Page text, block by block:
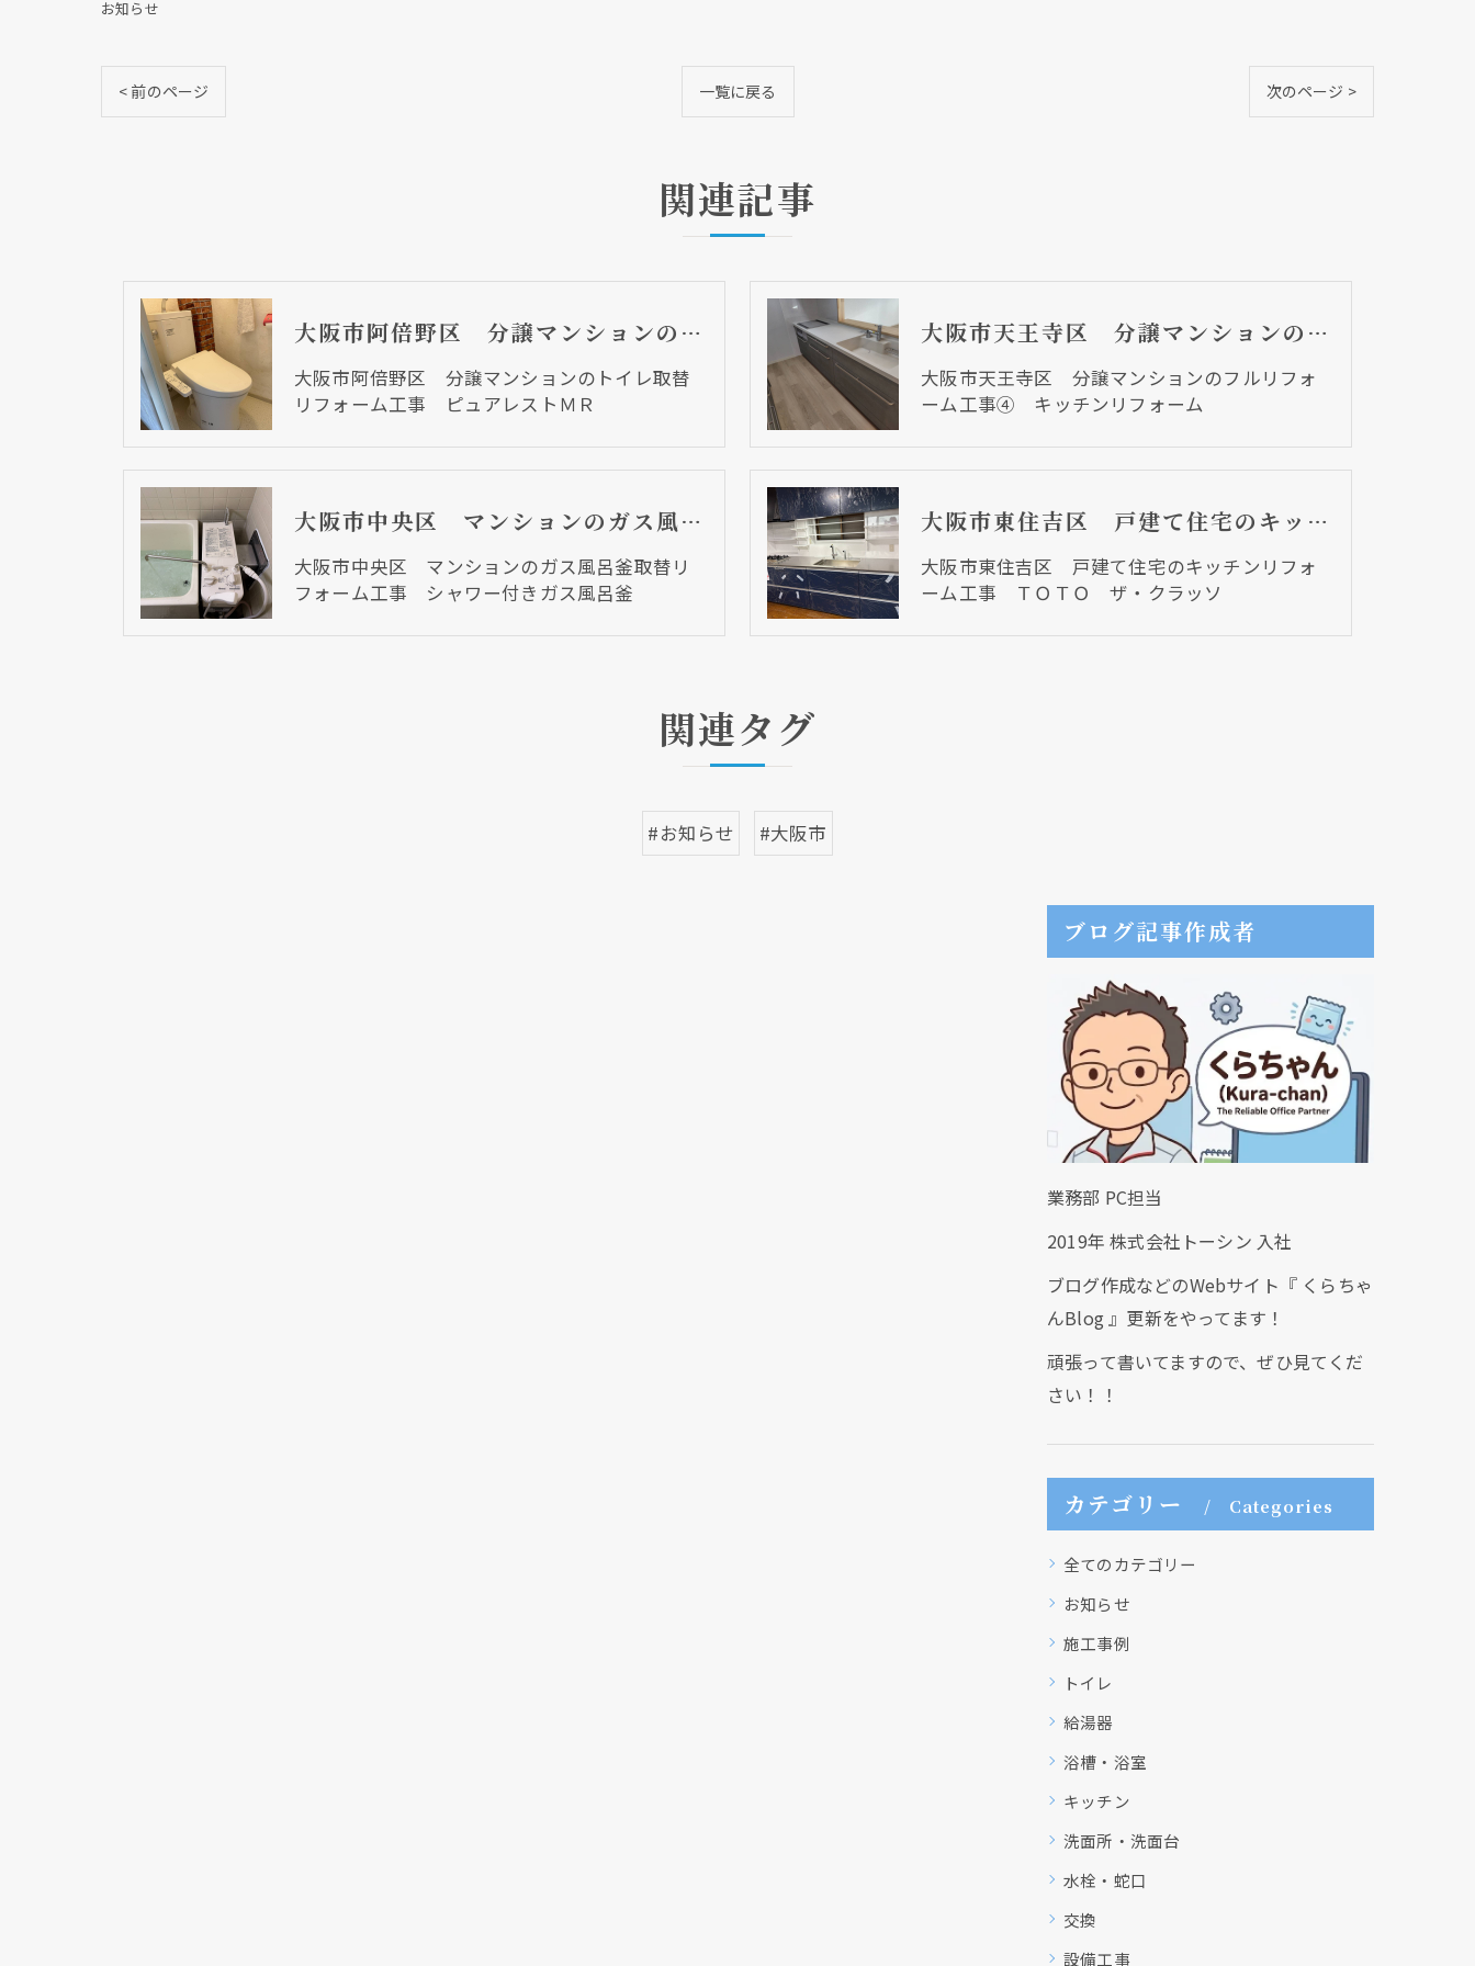
お知らせ
< 前のページ 一覧に戻る 次のページ >
関連記事
大阪市阿倍野区 分譲マンションのトイレ取替リフォーム工事 ピュアレストＭＲ
大阪市阿倍野区 分譲マンションのトイレ取替
リフォーム工事 ピュアレストＭＲ
大阪市天王寺区 分譲マンションのフルリフォーム工事④ キッチンリフォーム
大阪市天王寺区 分譲マンションのフルリフォ
ーム工事④ キッチンリフォーム
大阪市中央区 マンションのガス風呂釜取替リフォーム工事 シャワー付きガス風呂釜
大阪市中央区 マンションのガス風呂釜取替リ
フォーム工事 シャワー付きガス風呂釜
大阪市東住吉区 戸建て住宅のキッチンリフォーム工事 ＴＯＴＯ ザ・クラッソ
大阪市東住吉区 戸建て住宅のキッチンリフォ
ーム工事 ＴＯＴＯ ザ・クラッソ
関連タグ
#お知らせ #大阪市
ブログ記事作成者
業務部 PC担当
2019年 株式会社トーシン 入社
ブログ作成などのWebサイト『 くらちゃ
んBlog 』更新をやってます！
頑張って書いてますので、ぜひ見てくだ
さい！！
カテゴリー Categories
全てのカテゴリー
お知らせ
施工事例
トイレ
給湯器
浴槽・浴室
キッチン
洗面所・洗面台
水栓・蛇口
交換
設備工事
現在、新聞に入っている折込チラシです。
クリックでチラシのページにジャンプします
現在、新聞に入っている折込チラシです。
クリックでチラシのページにジャンプします